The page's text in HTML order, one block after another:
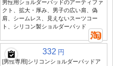
男性用ショルダーパッドのアーティファ
クト、拡大・厚み、男子の広い肩、偽
肩、シームレス、見えないスーツコー
ト、シリコン製ショルダーパッド
332 円
[男性専用]シリコンショルダーパッドア